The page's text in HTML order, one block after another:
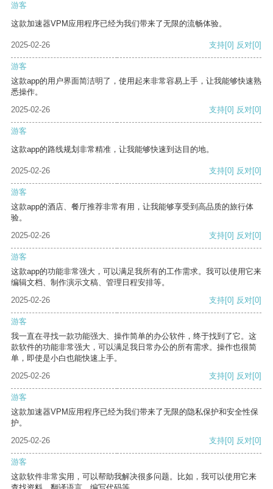
游客
这款加速器VPM应用程序已经为我们带来了无限的流畅体验。
2025-02-26 支持[0] 反对[0]
游客
这款app的用户界面简洁明了，使用起来非常容易上手，让我能够快速熟
悉操作。
2025-02-26
支持[0] 反对[0]
游客
这款app的路线规划非常精准，让我能够快速到达目的地。
2025-02-26 支持[0] 反对[0]
游客
这款app的酒店、餐厅推荐非常有用，让我能够享受到高品质的旅行体
验。
2025-02-26
支持[0] 反对[0]
游客
这款app的功能非常强大，可以满足我所有的工作需求。我可以使用它来
编辑文档、制作演示文稿、管理日程安排等。
2025-02-26
支持[0] 反对[0]
游客
我一直在寻找一款功能强大、操作简单的办公软件，终于找到了它。这
款软件的功能非常强大，可以满足我日常办公的所有需求。操作也很简
单，即使是小白也能快速上手。
2025-02-26
支持[0] 反对[0]
游客
这款加速器VPM应用程序已经为我们带来了无限的隐私保护和安全性保
护。
2025-02-26
支持[0] 反对[0]
游客
这款软件非常实用，可以帮助我解决很多问题。比如，我可以使用它来